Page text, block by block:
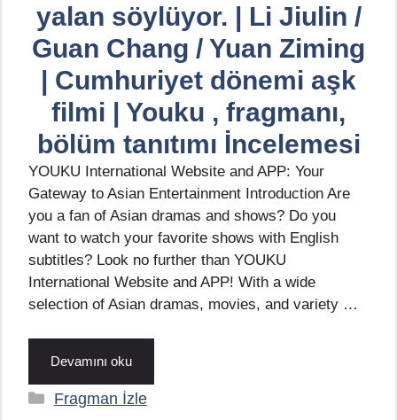
yalan söylüyor. | Li Jiulin /
Guan Chang / Yuan Ziming
| Cumhuriyet dönemi aşk
filmi | Youku , fragmanı,
bölüm tanıtımı İncelemesi
YOUKU International Website and APP: Your
Gateway to Asian Entertainment Introduction Are
you a fan of Asian dramas and shows? Do you
want to watch your favorite shows with English
subtitles? Look no further than YOUKU
International Website and APP! With a wide
selection of Asian dramas, movies, and variety …
Devamını oku
Kategoriler
Fragman İzle